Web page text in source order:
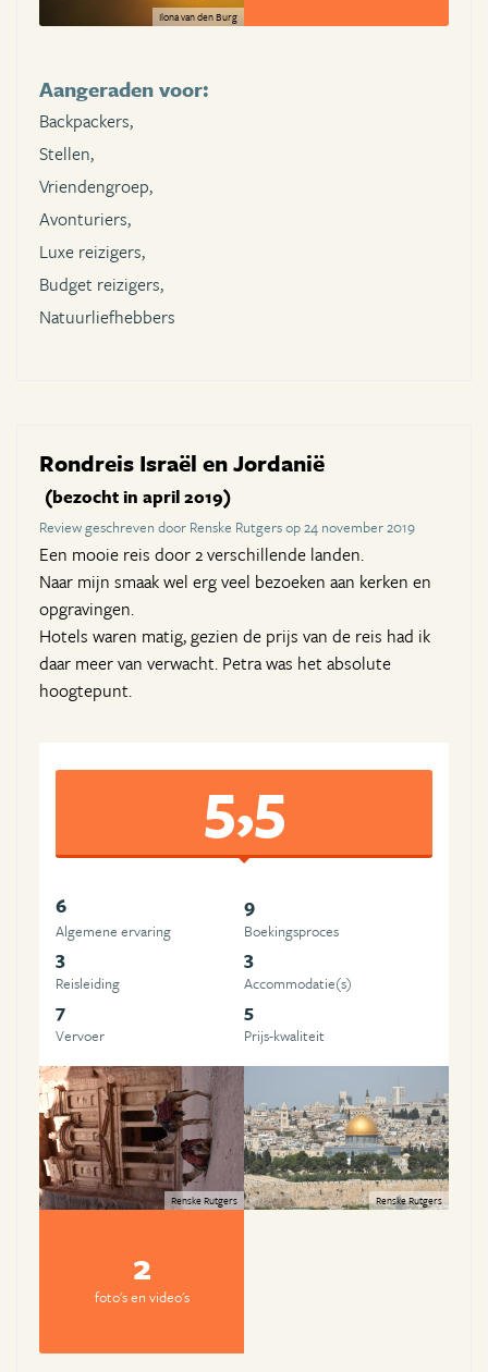
Ilona van den Burg
Aangeraden voor:
Backpackers,
Stellen,
Vriendengroep,
Avonturiers,
Luxe reizigers,
Budget reizigers,
Natuurliefhebbers
Rondreis Israël en Jordanië
(bezocht in april 2019)
Review geschreven door Renske Rutgers op 24 november 2019
Een mooie reis door 2 verschillende landen.
Naar mijn smaak wel erg veel bezoeken aan kerken en
opgravingen.
Hotels waren matig, gezien de prijs van de reis had ik
daar meer van verwacht. Petra was het absolute
hoogtepunt.
5,5
6
Algemene ervaring
9
Boekingsproces
3
Reisleiding
3
Accommodatie(s)
7
Vervoer
5
Prijs-kwaliteit
Renske Rutgers Renske Rutgers
2
foto's en video's